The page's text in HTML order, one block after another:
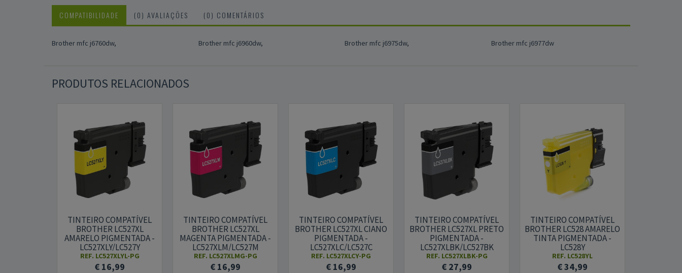
COMPATIBILIDADE (0) AVALIAÇÕES (0) COMENTÁRIOS
Brother mfc j6760dw, Brother mfc j6960dw, Brother mfc j6975dw, Brother mfc j6977dw
PRODUTOS RELACIONADOS
TINTEIRO COMPATÍVEL
BROTHER LC527XL
AMARELO PIGMENTADA -
LC527XLY/LC527Y
REF. LC527XLYL-PG
€ 16,99
TINTEIRO COMPATÍVEL
BROTHER LC527XL
MAGENTA PIGMENTADA -
LC527XLM/LC527M
REF. LC527XLMG-PG
€ 16,99
TINTEIRO COMPATÍVEL
BROTHER LC527XL CIANO
PIGMENTADA -
LC527XLC/LC527C
REF. LC527XLCY-PG
€ 16,99
TINTEIRO COMPATÍVEL
BROTHER LC527XL PRETO
PIGMENTADA -
LC527XLBK/LC527BK
REF. LC527XLBK-PG
€ 27,99
TINTEIRO COMPATÍVEL
BROTHER LC528 AMARELO
TINTA PIGMENTADA -
LC528Y
REF. LC528YL
€ 34,99